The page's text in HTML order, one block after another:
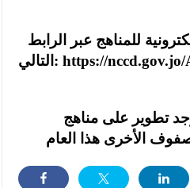
للمناهج عبر الرابط
التالي:https://nccd.gov.jo/
تطوير على مناهج